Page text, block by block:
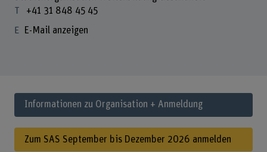
+41 31 848 45 45
E-Mail anzeigen
Informationen zu Organisation + Anmeldung
Zum SAS September bis Dezember 2026 anmelden